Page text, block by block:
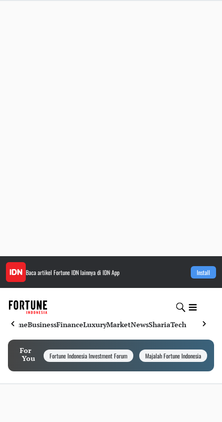
Baca artikel Fortune IDNlainnya di IDN App Install
HomeBusinessFinanceLuxuryMarketNewsShariaTech
For
You
Fortune Indonesia Investment Forum Majalah Fortune Indonesia